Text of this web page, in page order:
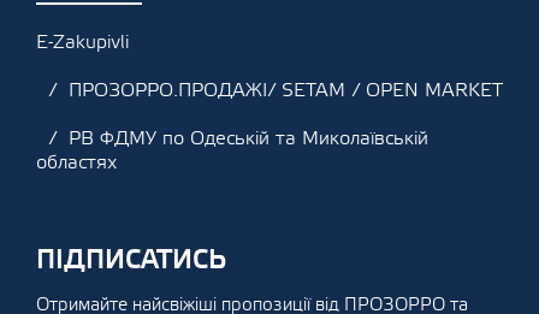
E-Zakupivli
ПРОЗОРРО.ПРОДАЖІ/ SETAM / OPEN MARKET
РВ ФДМУ по Одеській та Миколаївській
областях
ПІДПИСАТИСЬ
Отримайте найсвіжіші пропозиції від ПРОЗОРРО та